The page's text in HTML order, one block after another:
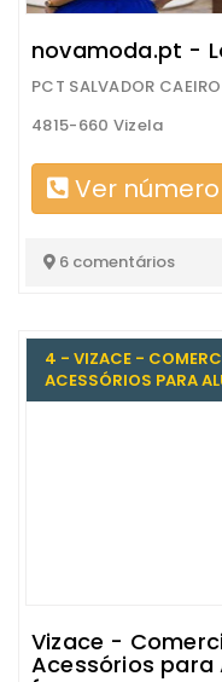
novamoda.pt -
PCT SALVADOR
4815-660 Vizela
Ver
6 comentários
4 - VIZACE -
ACESSÓRIOS PARA
Vizace -
Acessórios para